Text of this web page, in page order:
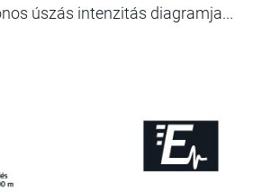
úszás intenzitás diagramja...